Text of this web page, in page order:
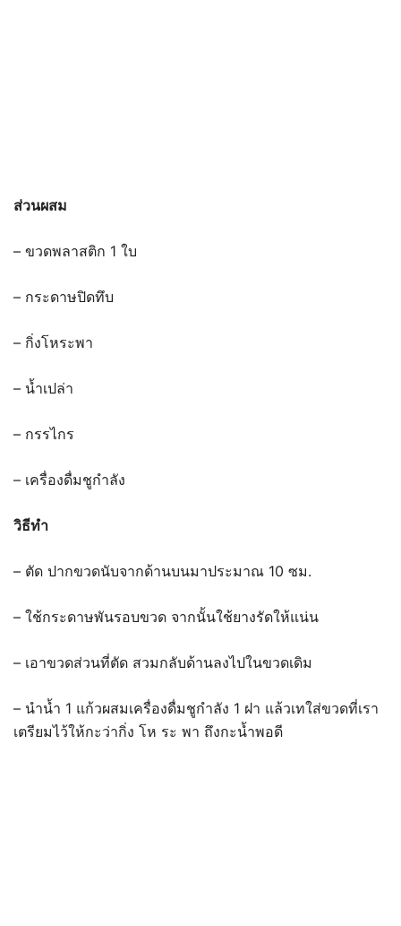
ส่วนผสม
– ขวดพลาสติก 1 ใบ
– กระดาษปิดทึบ
– กิ่งโหระพา
– น้ำเปล่า
– กรรไกร
– เครื่องดื่มชูกำลัง
วิธีทำ
– ตัด ปากขวดนับจากด้านบนมาประมาณ 10 ซม.
– ใช้กระดาษพันรอบขวด จากนั้นใช้ยางรัดให้แน่น
– เอาขวดส่วนที่ตัด สวมกลับด้านลงไปในขวดเดิม
– นำน้ำ 1 แก้วผสมเครื่องดื่มชูกำลัง 1 ฝา แล้วเทใส่ขวดที่เรา
เตรียมไว้ให้กะว่ากิ่ง โห ระ พา ถึงกะน้ำพอดี